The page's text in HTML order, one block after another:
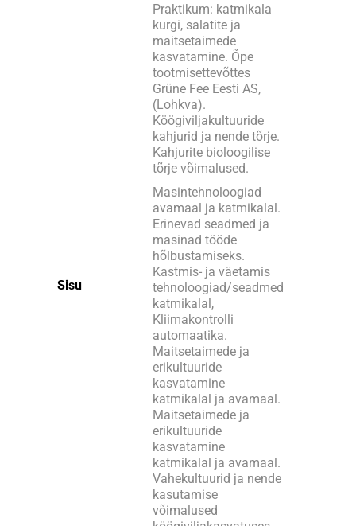
Sisu
Praktikum: katmikala
kurgi, salatite ja
maitsetaimede
kasvatamine. Õpe
tootmisettevõttes
Grüne Fee Eesti AS,
(Lohkva).
Köögiviljakultuuride
kahjurid ja nende tõrje.
Kahjurite bioloogilise
tõrje võimalused.
Masintehnoloogiad
avamaal ja katmikalal.
Erinevad seadmed ja
masinad tööde
hõlbustamiseks.
Kastmis- ja väetamis
tehnoloogiad/seadmed
katmikalal,
Kliimakontrolli
automaatika.
Maitsetaimede ja
erikultuuride
kasvatamine
katmikalal ja avamaal.
Maitsetaimede ja
erikultuuride
kasvatamine
katmikalal ja avamaal.
Vahekultuurid ja nende
kasutamise
võimalused